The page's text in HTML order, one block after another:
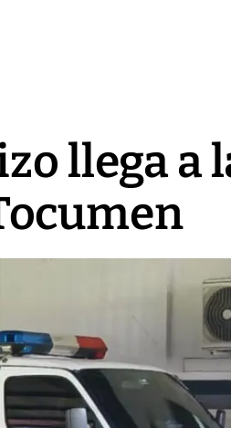
llega a
Japón: Terremoto
heridos y graves
en Kumamoto